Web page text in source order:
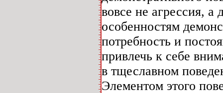
вовсе не агрессия, а
особенностям
потребность и
привлечь к себе
в тщеславном
Элементом этого